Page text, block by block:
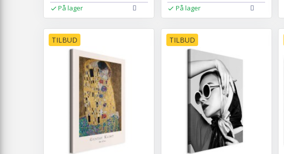
På lager På lager
TILBUD TILBUD